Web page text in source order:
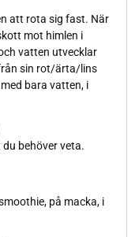
att rota sig fast. När
mot himlen i
vatten utvecklar
sin rot/ärta/lins
bara vatten, i
du behöver veta.
på macka, i